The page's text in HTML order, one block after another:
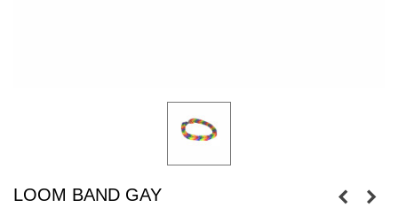
LOOM BAND GAY